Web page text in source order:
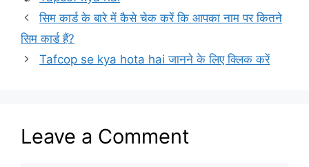
सिम कार्ड के बारे में कैसे चेक करें कि आपका नाम पर कितने
सिम कार्ड हैं?
Tafcop se kya hota hai जानने के लिए क्लिक करें
Leave a Comment